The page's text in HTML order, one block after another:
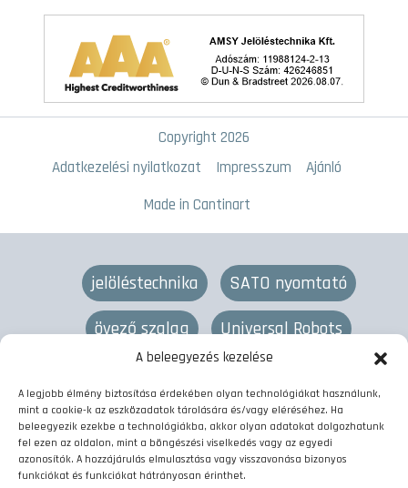
A beleegyezés kezelése
A legjobb élmény biztosítása érdekében olyan technológiákat használunk,
mint a cookie-k az eszközadatok tárolására és/vagy eléréséhez. Ha
beleegyezik ezekbe a technológiákba, akkor olyan adatokat dolgozhatunk
fel ezen az oldalon, mint a böngészési viselkedés vagy az egyedi
azonosítók. A hozzájárulás elmulasztása vagy visszavonása bizonyos
funkciókat és funkciókat hátrányosan érinthet.
Copyright 2026
Adatkezelési nyilatkozat
Impresszum
Ajánló
Made in Cantinart
jelöléstechnika
SATO nyomtató
övező szalag
Universal Robots
vonalkód nyomtató
címkenyomtató
kötegelő szalag
etikett nyomtató